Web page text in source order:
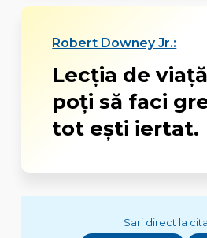
Robert Downey Jr.:
Lecţia de
poţi să faci
tot eşti iertat.
Sari direct la